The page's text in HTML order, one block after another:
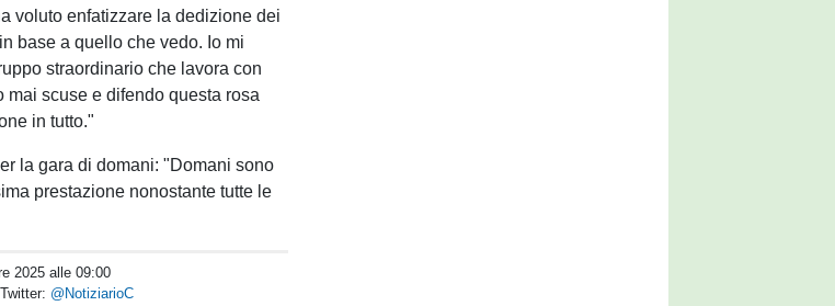
voluto enfatizzare la dedizione dei
base a quello che vedo. Io mi
straordinario che lavora con
scuse e difendo questa rosa
in tutto."
la gara di domani: "Domani sono
prestazione nonostante tutte le
2025 alle 09:00
@NotiziarioC